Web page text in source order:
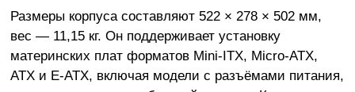
Размеры корпуса составляют 522 × 278 × 502 мм,
вес — 11,15 кг. Он поддерживает установку
материнских плат форматов Mini-ITX, Micro-ATX,
ATX и E-ATX, включая модели с разъёмами питания,